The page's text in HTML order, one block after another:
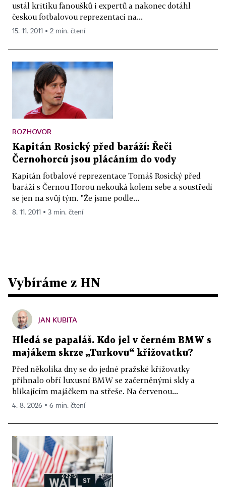
ustál kritiku fanoušků i expertů a nakonec dotáhl
českou fotbalovou reprezentaci na...
15. 11. 2011 ▪ 2 min. čtení
ROZHOVOR
Kapitán Rosický před baráží: Řeči
Černohorců jsou plácáním do vody
Kapitán fotbalové reprezentace Tomáš Rosický před
baráží s Černou Horou nekouká kolem sebe a soustředí
se jen na svůj tým. "Že jsme podle...
8. 11. 2011 ▪ 3 min. čtení
Vybíráme z HN
JAN KUBITA
Hledá se papaláš. Kdo jel v černém BMW s
majákem skrze „Turkovu“ křižovatku?
Před několika dny se do jedné pražské křižovatky
přihnalo obří luxusní BMW se začerněnými skly a
blikajícím majáčkem na střeše. Na červenou...
4. 8. 2026 ▪ 6 min. čtení